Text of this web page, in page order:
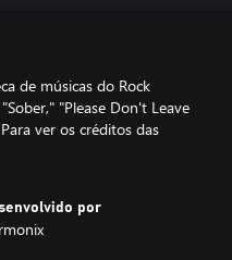
de músicas do Rock
"Please Don't Leave
ver os créditos das
por